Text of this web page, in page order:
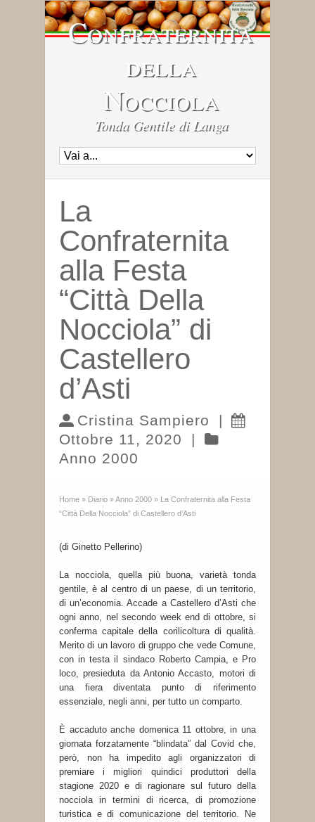
Confraternita
della
Nocciola
Tonda Gentile di Langa
La
Confraternita
alla Festa
“Città Della
Nocciola” di
Castellero
d’Asti
Cristina Sampiero
|
Ottobre 11, 2020
|
Anno 2000
Home » Diario »Anno 2000 » La Confraternita alla Festa
“Città Della Nocciola” di Castellero d’Asti
(di Ginetto Pellerino)
La nocciola, quella più buona, varietà tonda
gentile, è al centro di un paese, di un territorio,
di un’economia. Accade a Castellero d’Asti che
ogni anno, nel secondo week end di ottobre, si
conferma capitale della corilicoltura di qualità.
Merito di un lavoro di gruppo che vede Comune,
con in testa il sindaco Roberto Campia, e Pro
loco, presieduta da Antonio Accasto, motori di
una fiera diventata punto di riferimento
essenziale, negli anni, per tutto un comparto.
È accaduto anche domenica 11 ottobre, in una
giornata forzatamente “blindata” dal Covid che,
però, non ha impedito agli organizzatori di
premiare i migliori quindici produttori della
stagione 2020 e di ragionare sul futuro della
nocciola in termini di ricerca, di promozione
turistica e di comunicazione del territorio. Ne